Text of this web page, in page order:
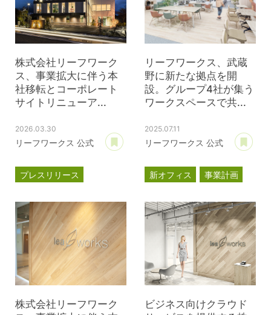
株式会社リーフワーク
ス、事業拡大に伴う本
社移転とコーポレート
サイトリニューア...
2026.03.30
リーフワークス 公式
あとで読む
プレスリリース
リーフワークス、武蔵
野に新たな拠点を開
設。グループ4社が集う
ワークスペースで共...
2025.07.11
リーフワークス 公式
新オフィス
事業計画
武蔵野オフィス
株式会社リーフワーク
ビジネス向けクラウド